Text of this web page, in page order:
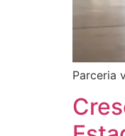
Parceria